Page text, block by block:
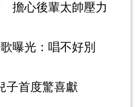
擔心後輩太帥壓力
曝光：唱不好別
子首度驚喜獻